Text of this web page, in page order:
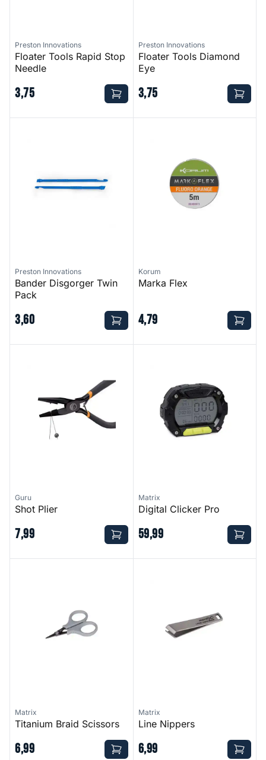
Preston Innovations
Floater Tools Rapid Stop
Needle
3,75
Preston Innovations
Floater Tools Diamond
Eye
3,75
Preston Innovations
Bander Disgorger Twin
Pack
3,60
Korum
Marka Flex
4,79
Guru
Shot Plier
7,99
Matrix
Digital Clicker Pro
59,99
Matrix
Titanium Braid Scissors
6,99
Matrix
Line Nippers
6,99